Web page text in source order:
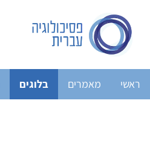
ראשי מאמרים בלוגים